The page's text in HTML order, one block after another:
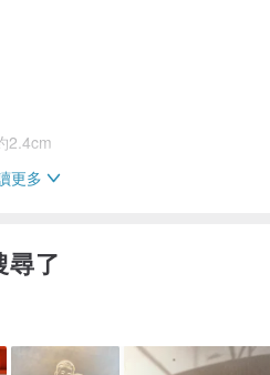
2.4cm
更多
尋了